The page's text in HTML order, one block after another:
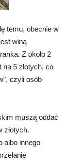
temu, obecnie w
winą
Z około 2
na 5 złotych, co
czyli osób
muszą oddać
złotych.
albo innego